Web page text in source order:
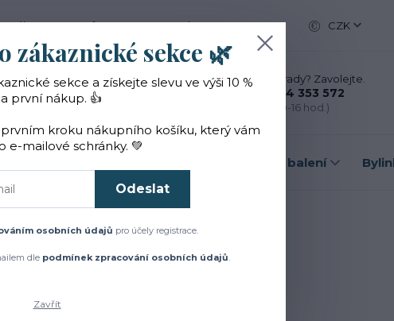
nákupu Reference Kontakt CZK
Hledat
Nevíte si rady? Zavolejte.
+420 774 353 572
(Po-Pá, 10-16 hod.)
Dárková balení
Úvod Blog
zákaznické sekce 🌿
sekce a získejte slevu ve výši 10 %
první nákup. 👍
prvním kroku nákupního košíku, který vám
e-mailové schránky. 💚
Odeslat
osobních údajů pro účely registrace.
dle podmínek zpracování osobních údajů.
Zavřít